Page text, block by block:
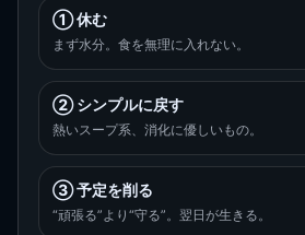
① 休む
まず水分。食を無理に入れない。
② シンプルに戻す
熱いスープ系、消化に優しいもの。
③ 予定を削る
“頑張る”より“守る”。翌日が生きる。